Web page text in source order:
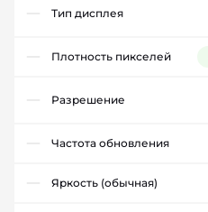
Тип дисплея
Плотность пикселей
Разрешение
Частота обновления
Яркость (обычная)